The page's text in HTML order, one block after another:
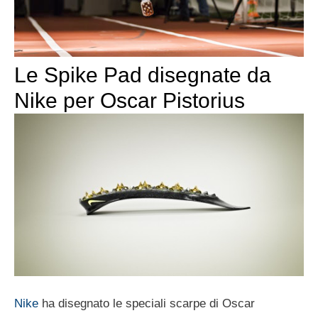
Le Spike Pad disegnate da
Nike per Oscar Pistorius
Nike ha disegnato le speciali scarpe di Oscar